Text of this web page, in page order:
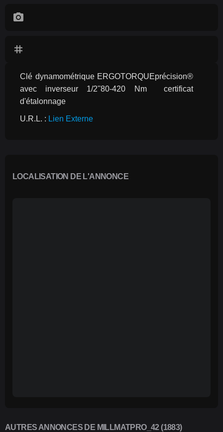
photo_camera
tag
Clé dynamométrique ERGOTORQUEprécision®
avec inverseur 1/2''80-420 Nm  certificat
d'étalonnage
U.R.L. : Lien Externe
LOCALISATION DE L'ANNONCE
AUTRES ANNONCES DE MILLMATPRO_42 (1883)